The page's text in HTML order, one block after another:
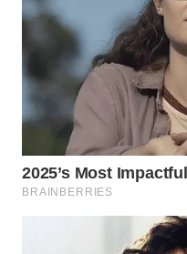
WN
TAPANULI
SAMOSIR
PADANG
LAWAS